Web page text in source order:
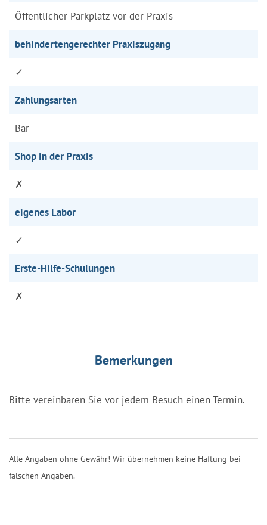
Öffentlicher Parkplatz vor der Praxis
behindertengerechter Praxiszugang
✓
Zahlungsarten
Bar
Shop in der Praxis
✗
eigenes Labor
✓
Erste-Hilfe-Schulungen
✗
Bemerkungen
Bitte vereinbaren Sie vor jedem Besuch einen Termin.
Alle Angaben ohne Gewähr! Wir übernehmen keine Haftung bei
falschen Angaben.